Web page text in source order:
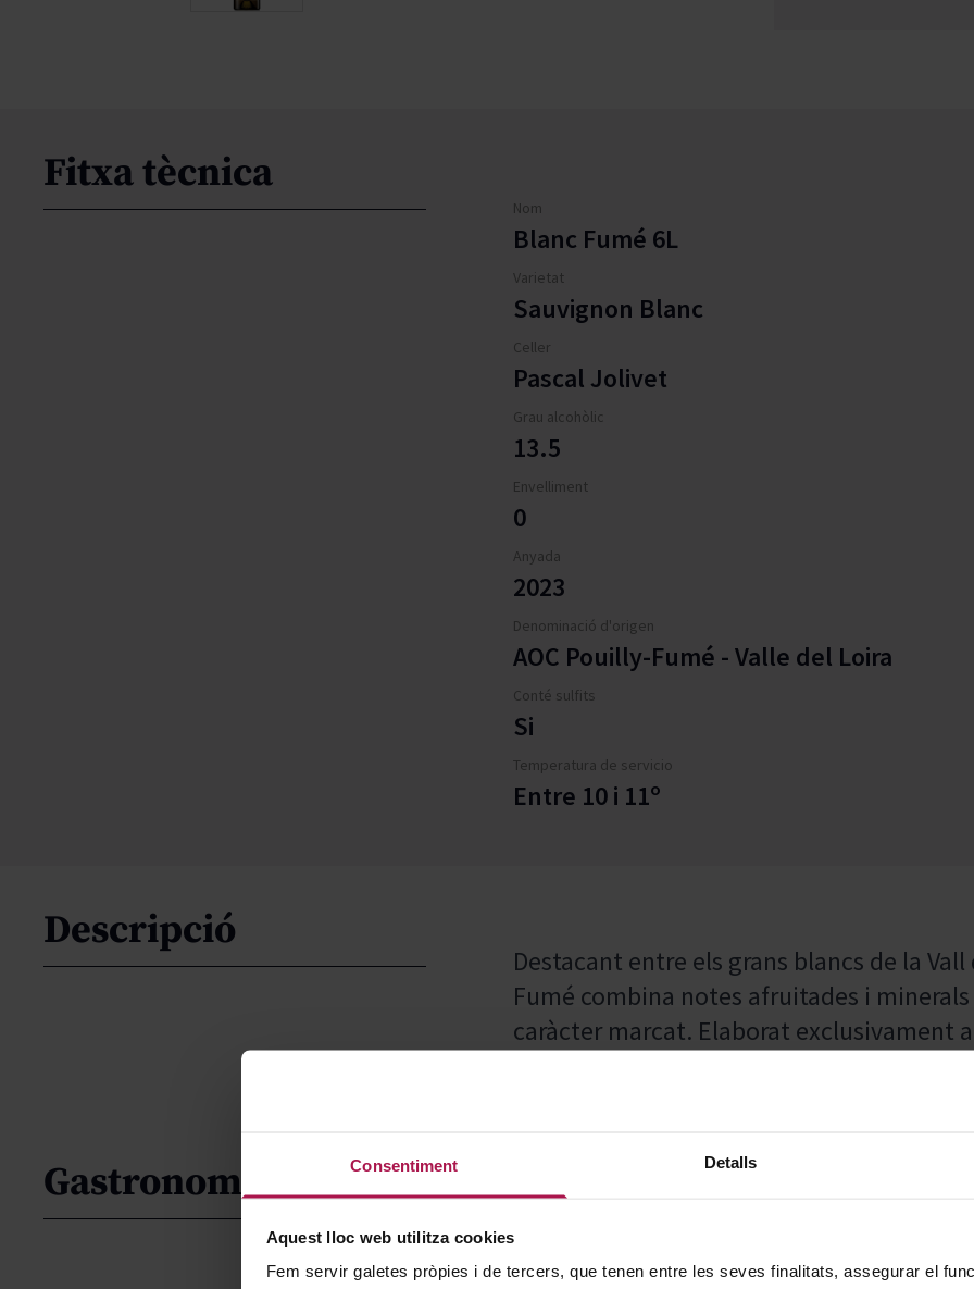
Consentiment Detalls
Aquest lloc web utilitza cookies
Fem servir galetes pròpies i de tercers, que tenen entre les seves finalitats, assegurar el
Fitxa tècnica
Nom
Blanc Fumé 6L
Varietat
Sauvignon Blanc
Celler
Pascal Jolivet
Grau alcohòlic
13.5
Envelliment
0
Anyada
2023
Denominació d'origen
AOC Pouilly-Fumé - Valle del Loira
Conté sulfits
Si
Temperatura de servicio
Entre 10 i 11º
Descripció
Destacant entre els grans blancs de la
Fumé combina notes afruitades i
caràcter marcat. Elaborat exclusivament
reflecteix l'excel·lència i l'estil distintiu
fresca i sofisticada ideal per als amants
Gastronomía
Ideal per acompanyar marisc fresc, peix
varietat de formatges de pasta tova i poc